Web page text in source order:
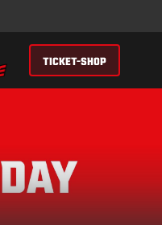
TICKET-SHOP